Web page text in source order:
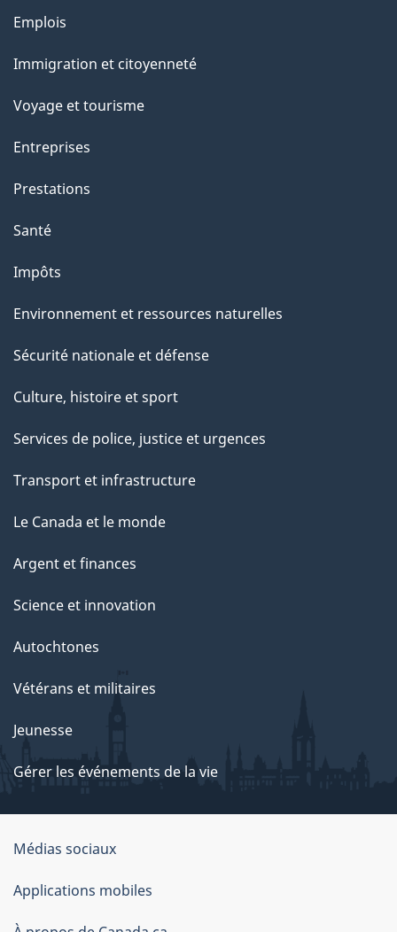
r
c
t
t
p
a
e
Thèmes
sujets
Emplois
Immigration et citoyenneté
Voyage et tourisme
Entreprises
Prestations
Santé
Impôts
Environnement et ressources naturelles
Sécurité nationale et défense
Culture, histoire et sport
Services de police, justice et urgences
Transport et infrastructure
Le Canada et le monde
Argent et finances
Science et innovation
Autochtones
Vétérans et militaires
Jeunesse
Gérer les événements de la vie
Organisation
du
gouvernement
Médias sociaux
Applications mobiles